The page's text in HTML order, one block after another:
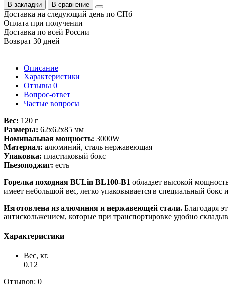
В закладки
В сравнение
Доставка на следующий день по СПб
Оплата при получении
Доставка по всей России
Возврат 30 дней
Описание
Характеристики
Отзывы 0
Вопрос-ответ
Частые вопросы
Вес: 120 г
Размеры: 62x62x85 мм
Номинальная мощность: 3000W
Материал: алюминий, сталь нержавеющая
Упаковка: пластиковый бокс
Пьезоподжиг: есть
Горелка походная BULin BL100-B1 обладает высокой
имеет небольшой вес, легко упаковывается в специальный бокс
Изготовлена из алюминия и нержавеющей стали. Благодаря
антискольжением, которые при транспортировке удобно
Характеристики
Вес, кг.
0.12
Отзывов: 0